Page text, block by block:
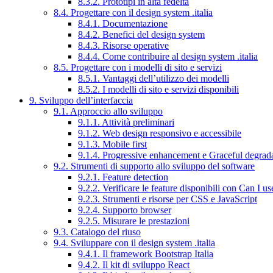
8.4. Progettare con il design system .italia
8.4.1. Documentazione
8.4.2. Benefici del design system
8.4.3. Risorse operative
8.4.4. Come contribuire al design system .italia
8.5. Progettare con i modelli di sito e servizi
8.5.1. Vantaggi dell’utilizzo dei modelli
8.5.2. I modelli di sito e servizi disponibili
9. Sviluppo dell’interfaccia
9.1. Approccio allo sviluppo
9.1.1. Attività preliminari
9.1.2. Web design responsivo e accessibile
9.1.3. Mobile first
9.1.4. Progressive enhancement e Graceful
9.2. Strumenti di supporto allo sviluppo del software
9.2.1. Feature detection
9.2.2. Verificare le feature disponibili con Can I
9.2.3. Strumenti e risorse per CSS e JavaScript
9.2.4. Supporto browser
9.2.5. Misurare le prestazioni
9.3. Catalogo del riuso
9.4. Sviluppare con il design system .italia
9.4.1. Il framework Bootstrap Italia
9.4.2. Il kit di sviluppo React